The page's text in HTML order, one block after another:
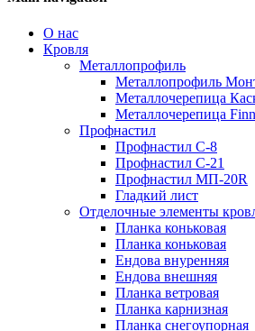
О нас
Кровля
Металлопрофиль
Металлопрофиль
Металлочерепица
Металлочерепица
Профнастил
Профнастил С-8
Профнастил С-21
Профнастил МП-20R
Гладкий лист
Отделочные элементы
Планка коньковая
Планка коньковая
Ендова внуренняя
Ендова внешняя
Планка ветровая
Планка карнизная
Планка снегоупорная